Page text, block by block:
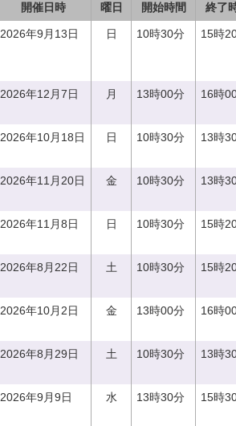
開催日時 曜日 開始時間 終了
2026年9月13日 日 10時30分 15時
2026年12月7日 月 13時00分 16時
2026年10月18日 日 10時30分 13時
2026年11月20日 金 10時30分 13時
2026年11月8日 日 10時30分 15時
2026年8月22日 土 10時30分 15時
2026年10月2日 金 13時00分 16時
2026年8月29日 土 10時30分 13時
2026年9月9日 水 13時30分 15時